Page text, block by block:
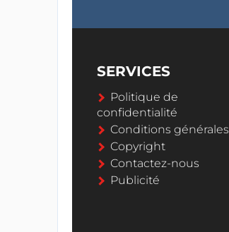
SERVICES
Politique de
confidentialité
Conditions générales
Copyright
Contactez-nous
Publicité